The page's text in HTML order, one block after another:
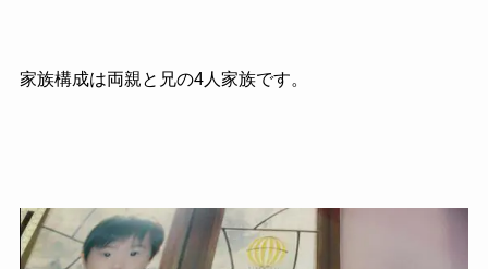
家族構成は両親と兄の4人家族です。